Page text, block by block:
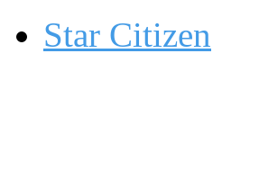
Star Citizen